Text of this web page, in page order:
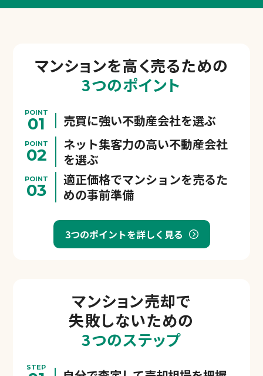
マンションを高く売るための
3つのポイント
POINT
01 売買に強い不動産会社を選ぶ
POINT
02
ネット集客力の高い不動産会社
を選ぶ
POINT
03
適正価格でマンションを売るた
めの事前準備
3つのポイントを詳しく見る
マンション売却で
失敗しないための
3つのステップ
STEP